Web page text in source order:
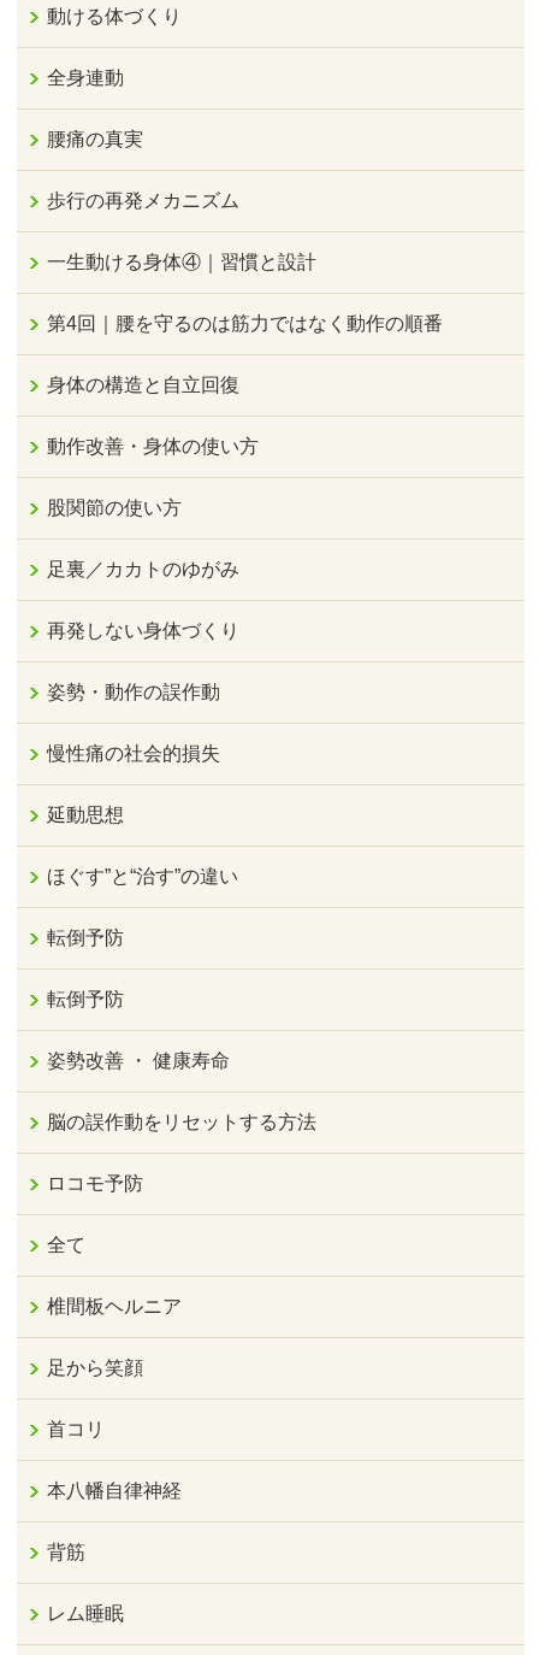
動ける体づくり
全身連動
腰痛の真実
歩行の再発メカニズム
一生動ける身体④｜習慣と設計
第4回｜腰を守るのは筋力ではなく動作の順番
身体の構造と自立回復
動作改善・身体の使い方
股関節の使い方
足裏／カカトのゆがみ
再発しない身体づくり
姿勢・動作の誤作動
慢性痛の社会的損失
延動思想
ほぐす”と“治す”の違い
転倒予防
転倒予防
姿勢改善 ・ 健康寿命
脳の誤作動をリセットする方法
ロコモ予防
全て
椎間板ヘルニア
足から笑顔
首コリ
本八幡自律神経
背筋
レム睡眠